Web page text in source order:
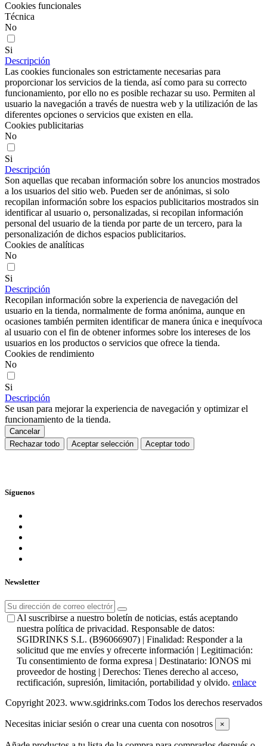
Cookies funcionales
Técnica
No
Si
Descripción
Las cookies funcionales son estrictamente necesarias para
proporcionar los servicios de la tienda, así como para su correcto
funcionamiento, por ello no es posible rechazar su uso. Permiten al
usuario la navegación a través de nuestra web y la utilización de las
diferentes opciones o servicios que existen en ella.
Cookies publicitarias
No
Si
Descripción
Son aquellas que recaban información sobre los anuncios mostrados
a los usuarios del sitio web. Pueden ser de anónimas, si solo
recopilan información sobre los espacios publicitarios mostrados sin
identificar al usuario o, personalizadas, si recopilan información
personal del usuario de la tienda por parte de un tercero, para la
personalización de dichos espacios publicitarios.
Cookies de analíticas
No
Si
Descripción
Recopilan información sobre la experiencia de navegación del
usuario en la tienda, normalmente de forma anónima, aunque en
ocasiones también permiten identificar de manera única e inequívoca
al usuario con el fin de obtener informes sobre los intereses de los
usuarios en los productos o servicios que ofrece la tienda.
Cookies de rendimiento
No
Si
Descripción
Se usan para mejorar la experiencia de navegación y optimizar el
funcionamiento de la tienda.
Cancelar
Rechazar todo
Aceptar selección Aceptar todo
Síguenos
Newsletter
Al suscribirse a nuestro boletín de noticias, estás aceptando
nuestra política de privacidad. Responsable de datos:
SGIDRINKS S.L. (B96066907) | Finalidad: Responder a la
solicitud que me envíes y ofrecerte información | Legitimación:
Tu consentimiento de forma expresa | Destinatario: IONOS mi
proveedor de hosting | Derechos: Tienes derecho al acceso,
rectificación, supresión, limitación, portabilidad y olvido. enlace
Copyright 2023. www.sgidrinks.com Todos los derechos reservados
Necesitas iniciar sesión o crear una cuenta con nosotros ×